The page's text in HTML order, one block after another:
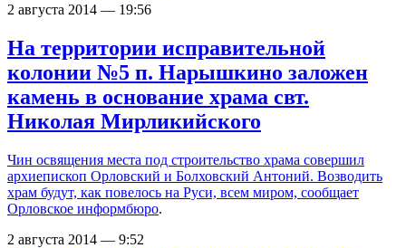
2 августа 2014 — 19:56
На территории исправительной
колонии №5 п. Нарышкино заложен
камень в основание храма свт.
Николая Мирликийского
Чин освящения места под строительство храма совершил
архиепископ Орловский и Болховский Антоний. Возводить
храм будут, как повелось на Руси, всем миром, сообщает
Орловское информбюро.
2 августа 2014 — 9:52